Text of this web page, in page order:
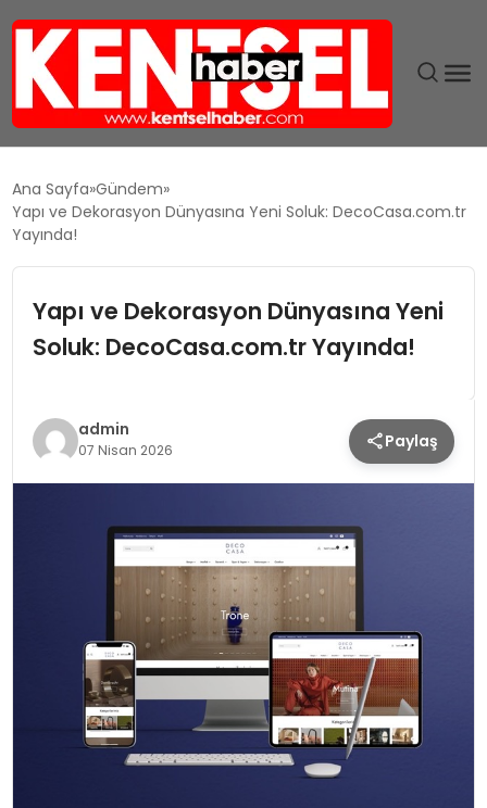
GÜNDEM
EĞITIM
MAGAZIN
KÜLTÜR & SANAT
Ana Sayfa Gündem
Yapı ve Dekorasyon Dünyasına Yeni Soluk: DecoCasa.com.tr
Yayında!
Yapı ve Dekorasyon Dünyasına Yeni
Soluk: DecoCasa.com.tr Yayında!
admin
07 Nisan 2026 Paylaş